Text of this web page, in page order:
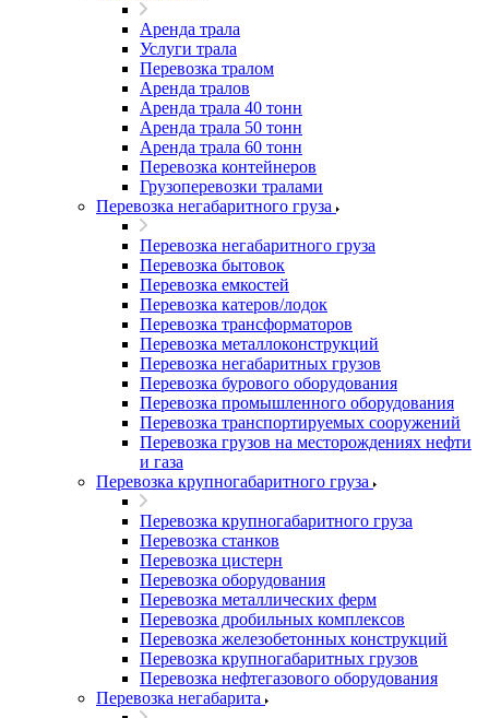
Аренда трала
Услуги трала
Перевозка тралом
Аренда тралов
Аренда трала 40 тонн
Аренда трала 50 тонн
Аренда трала 60 тонн
Перевозка контейнеров
Грузоперевозки тралами
Перевозка негабаритного груза
Перевозка негабаритного груза
Перевозка бытовок
Перевозка емкостей
Перевозка катеров/лодок
Перевозка трансформаторов
Перевозка металлоконструкций
Перевозка негабаритных грузов
Перевозка бурового оборудования
Перевозка промышленного оборудования
Перевозка транспортируемых сооружений
Перевозка грузов на месторождениях нефти
и газа
Перевозка крупногабаритного груза
Перевозка крупногабаритного груза
Перевозка станков
Перевозка цистерн
Перевозка оборудования
Перевозка металлических ферм
Перевозка дробильных комплексов
Перевозка железобетонных конструкций
Перевозка крупногабаритных грузов
Перевозка нефтегазового оборудования
Перевозка негабарита